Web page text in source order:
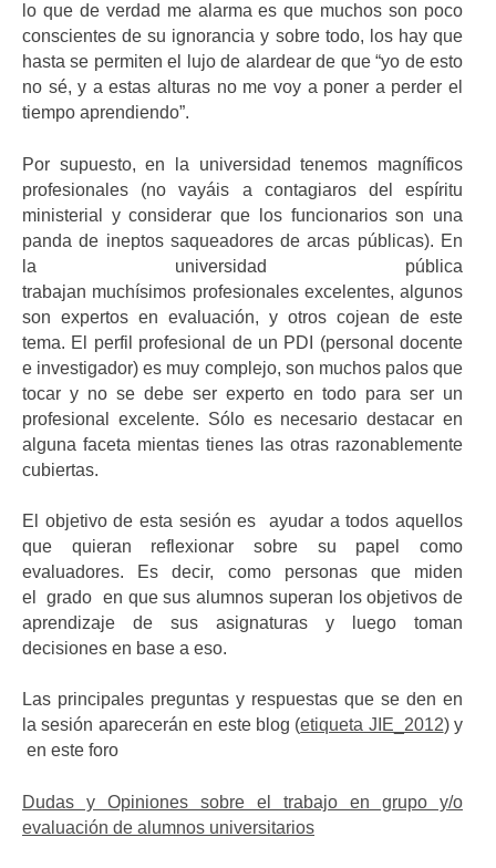
lo que de verdad me alarma es que muchos son poco
conscientes de su ignorancia y sobre todo, los hay que
hasta se permiten el lujo de alardear de que “yo de esto
no sé, y a estas alturas no me voy a poner a perder el
tiempo aprendiendo”.
Por supuesto, en la universidad tenemos magníficos
profesionales (no vayáis a contagiaros del espíritu
ministerial y considerar que los funcionarios son una
panda de ineptos saqueadores de arcas públicas). En
la universidad pública
trabajan muchísimos profesionales excelentes, algunos
son expertos en evaluación, y otros cojean de este
tema. El perfil profesional de un PDI (personal docente
e investigador) es muy complejo, son muchos palos que
tocar y no se debe ser experto en todo para ser un
profesional excelente. Sólo es necesario destacar en
alguna faceta mientas tienes las otras razonablemente
cubiertas.
El objetivo de esta sesión es ayudar a todos aquellos
que quieran reflexionar sobre su papel como
evaluadores. Es decir, como personas que miden
el grado en que sus alumnos superan los objetivos de
aprendizaje de sus asignaturas y luego toman
decisiones en base a eso.
Las principales preguntas y respuestas que se den en
la sesión aparecerán en este blog (etiqueta JIE_2012) y
en este foro
Dudas y Opiniones sobre el trabajo en grupo y/o
evaluación de alumnos universitarios